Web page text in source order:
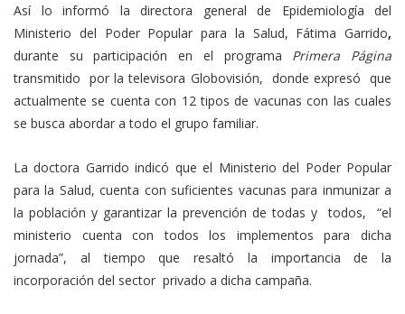
Así lo informó la directora general de Epidemiología del
Ministerio del Poder Popular para la Salud, Fátima Garrido,
durante su participación en el programa Primera Página
transmitido por la televisora Globovisión, donde expresó que
actualmente se cuenta con 12 tipos de vacunas con las cuales
se busca abordar a todo el grupo familiar.
La doctora Garrido indicó que el Ministerio del Poder Popular
para la Salud, cuenta con suficientes vacunas para inmunizar a
la población y garantizar la prevención de todas y todos, “el
ministerio cuenta con todos los implementos para dicha
jornada”, al tiempo que resaltó la importancia de la
incorporación del sector privado a dicha campaña.